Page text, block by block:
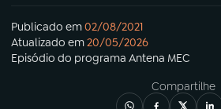
Publicado em02/08/2021
Atualizado em20/05/2026
Episódio do programa Antena MEC
Compartilhe